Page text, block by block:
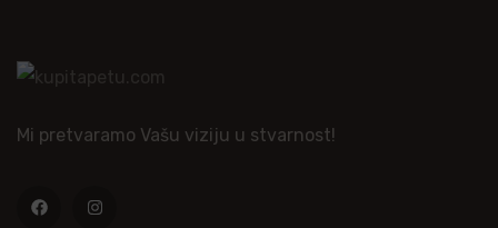
Mi pretvaramo Vašu viziju u stvarnost!